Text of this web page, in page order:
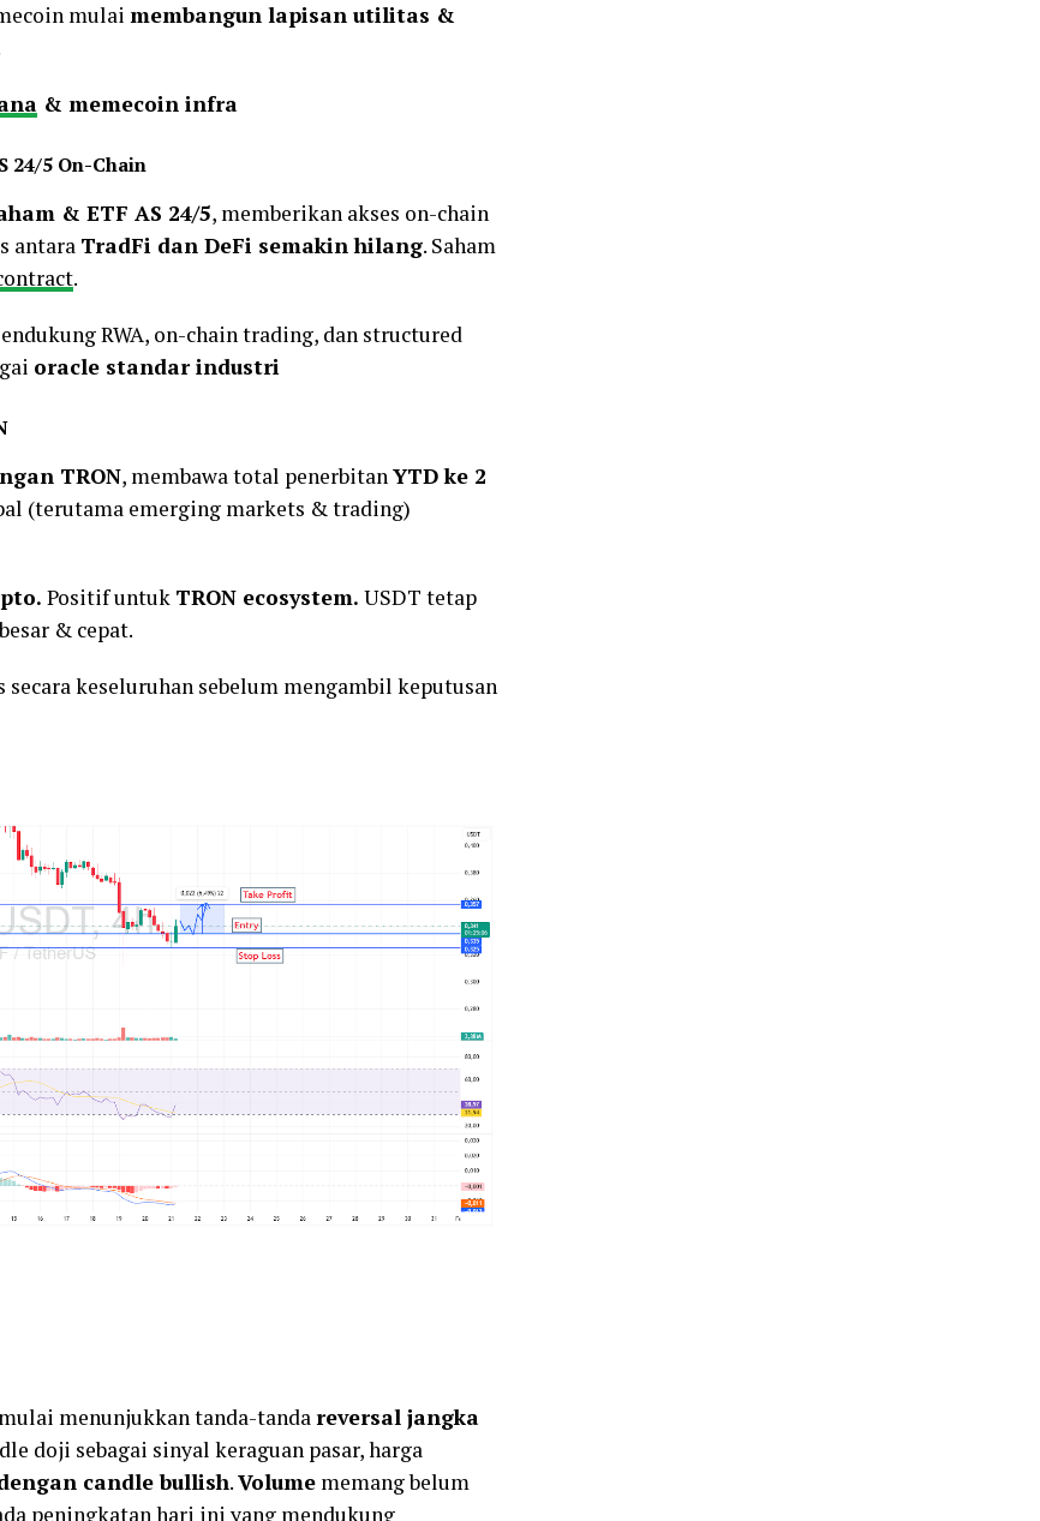
mulai membangun lapisan utilitas &
& memecoin infra
24/5 On-Chain
& ETF AS 24/5, memberikan akses on-chain
antara TradFi dan DeFi semakin hilang. Saham
.
RWA, on-chain trading, dan structured
oracle standar industri
TRON, membawa total penerbitanYTD ke 2
(terutama emerging markets & trading)
Positif untuk TRON ecosystem. USDT tetap
& cepat.
keseluruhan sebelum mengambil keputusan
menunjukkan tanda-tandareversal jangka
doji sebagai sinyal keraguan pasar, harga
candle bullish.Volume memang belum
peningkatan hari ini yang mendukung